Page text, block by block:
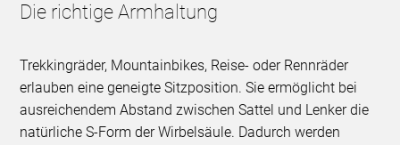
Die richtige Armhaltung
Trekkingräder, Mountainbikes, Reise- oder Rennräder
erlauben eine geneigte Sitzposition. Sie ermöglicht bei
ausreichendem Abstand zwischen Sattel und Lenker die
natürliche S-Form der Wirbelsäule. Dadurch werden